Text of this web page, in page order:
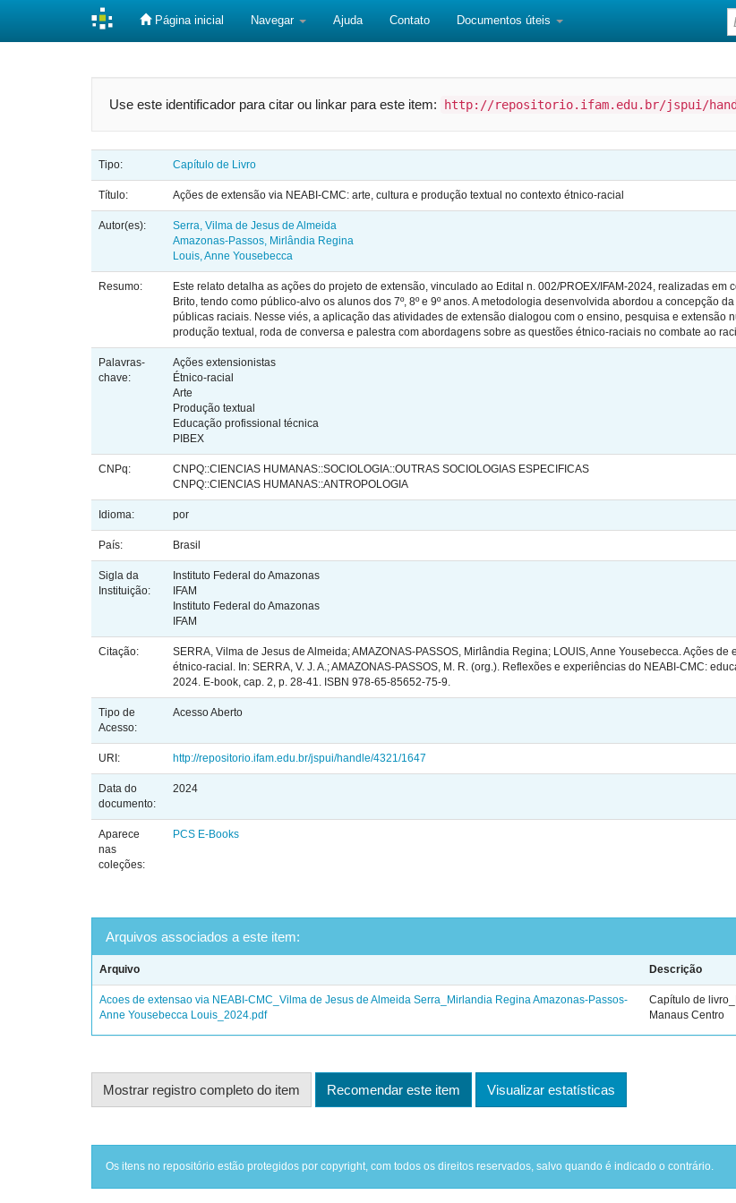
Página inicial Navegar Ajuda Contato Documentos úteis
Use este identificador para citar ou linkar para este item: http://repositorio.ifam.edu.br/jspui/
Tipo: Capítulo de Livro
Título: Ações de extensão via NEABI-CMC: arte, cultura e produção textual no contexto étnico-racial
Autor(es):
Serra, Vilma de Jesus de Almeida
Amazonas-Passos, Mirlândia Regina
Louis, Anne Yousebecca
Resumo:
Este relato detalha as ações do projeto de extensão, vinculado ao Edital n. 002/PROEX/IFAM-2024, realizadas
Brito, tendo como público-alvo os alunos dos 7º, 8º e 9º anos. A metodologia desenvolvida abordou a concepção
públicas raciais. Nesse viés, a aplicação das atividades de extensão dialogou com o ensino, pesquisa e
produção textual, roda de conversa e palestra com abordagens sobre as questões étnico-raciais no combate ao
Palavras-
chave:
Ações extensionistas
Étnico-racial
Arte
Produção textual
Educação profissional técnica
PIBEX
CNPq:
CNPQ::CIENCIAS HUMANAS::SOCIOLOGIA::OUTRAS SOCIOLOGIAS ESPECIFICAS
CNPQ::CIENCIAS HUMANAS::ANTROPOLOGIA
Idioma: por
País: Brasil
Sigla da
Instituição:
Instituto Federal do Amazonas
IFAM
Instituto Federal do Amazonas
IFAM
Citação:
SERRA, Vilma de Jesus de Almeida; AMAZONAS-PASSOS, Mirlândia Regina; LOUIS, Anne Yousebecca. Ações
étnico-racial. In: SERRA, V. J. A.; AMAZONAS-PASSOS, M. R. (org.). Reflexões e experiências do NEABI-CMC:
2024. E-book, cap. 2, p. 28-41. ISBN 978-65-85652-75-9.
Tipo de
Acesso:
Acesso Aberto
URI: http://repositorio.ifam.edu.br/jspui/handle/4321/1647
Data do
documento:
2024
Aparece
nas
coleções:
PCS E-Books
Arquivos associados a este item:
Arquivo Descrição
Acoes de extensao via NEABI-CMC_Vilma de Jesus de Almeida Serra_Mirlandia Regina Amazonas-Passos-
Anne Yousebecca Louis_2024.pdf
Capítulo de
Manaus Centro
Mostrar registro completo do item Recomendar este item Visualizar estatísticas
Os itens no repositório estão protegidos por copyright, com todos os direitos reservados, salvo quando é indicado o contrário.